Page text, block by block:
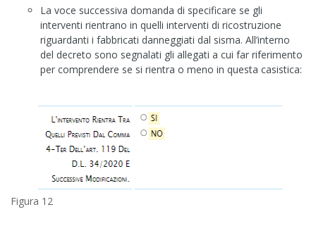
La voce successiva domanda di specificare se gli
interventi rientrano in quelli interventi di ricostruzione
riguardanti i fabbricati danneggiati dal sisma. All’interno
del decreto sono segnalati gli allegati a cui far riferimento
per comprendere se si rientra o meno in questa casistica:
Figura 12